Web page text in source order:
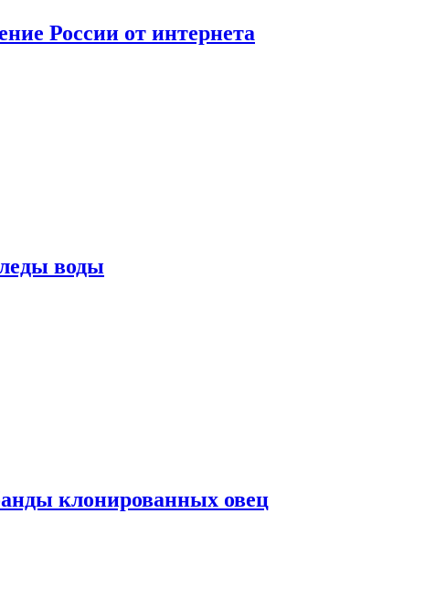
России от интернета
воды
клонированных овец